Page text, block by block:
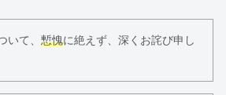
いて、 慙愧に絶えず、深くお詫び申し